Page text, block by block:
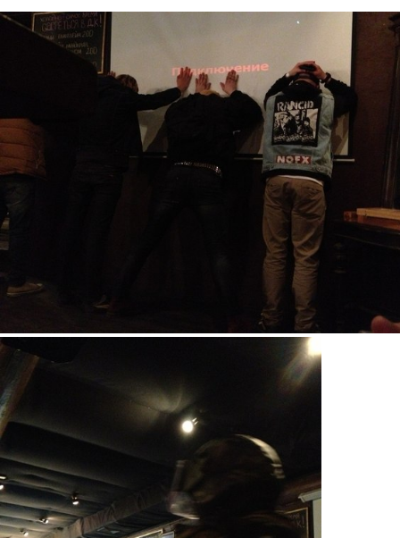
4n7gfro5rw4.jpg
9otasiamtci.jpg